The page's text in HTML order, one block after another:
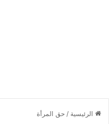
الرئيسية / حق المرأة